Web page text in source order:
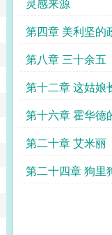
第四章 美利坚的
第八章 三十余五
第十二章 这姑娘
第十六章 霍华德
第二十章 艾米丽
第二十四章 狗里